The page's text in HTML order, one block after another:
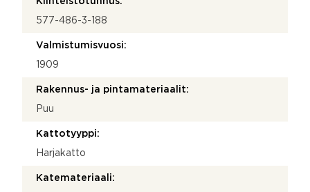
577-486-3-188
Valmistumisvuosi:
1909
Rakennus- ja pintamateriaalit:
Puu
Kattotyyppi:
Harjakatto
Katemateriaali: